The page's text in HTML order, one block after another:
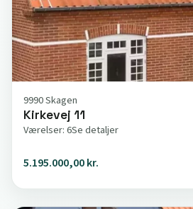
9990 Skagen
Kirkevej 11
Værelser: 6Se detaljer
5.195.000,00 kr.